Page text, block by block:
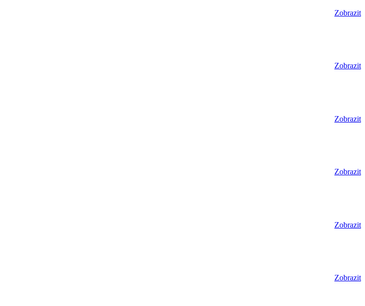
Zobrazit
Zobrazit
Zobrazit
Zobrazit
Zobrazit
Zobrazit